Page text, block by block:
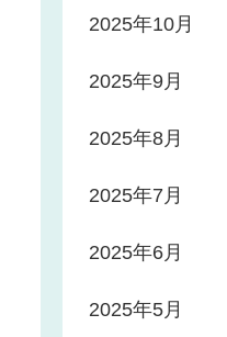
2025年10月
2025年9月
2025年8月
2025年7月
2025年6月
2025年5月